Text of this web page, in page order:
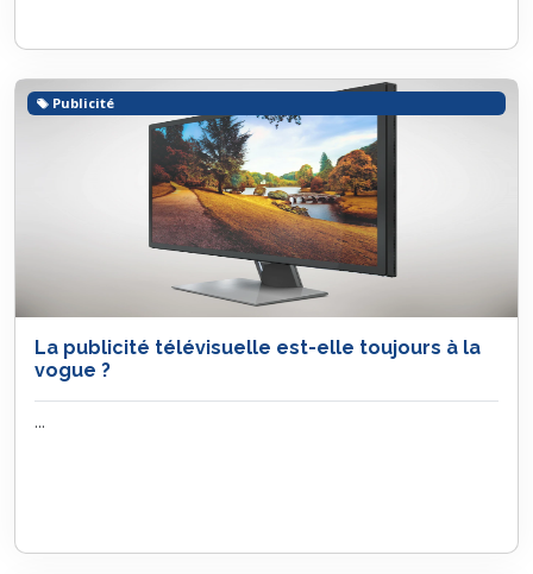
La publicité télévisuelle est-elle toujours à la
vogue ?
...
Publicité